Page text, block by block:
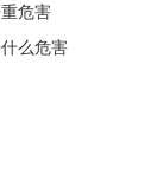
危害
么危害